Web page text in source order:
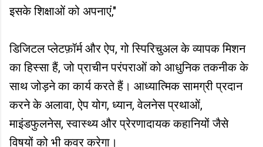
इसके शिक्षाओं को अपनाएं,"
डिजिटल प्लेटफ़ॉर्म और ऐप, गो स्पिरिचुअल के व्यापक मिशन
का हिस्सा हैं, जो प्राचीन परंपराओं को आधुनिक तकनीक के
साथ जोड़ने का कार्य करते हैं। आध्यात्मिक सामग्री प्रदान
करने के अलावा, ऐप योग, ध्यान, वेलनेस प्रथाओं,
माइंडफुलनेस, स्वास्थ्य और प्रेरणादायक कहानियों जैसे
विषयों को भी कवर करेगा।